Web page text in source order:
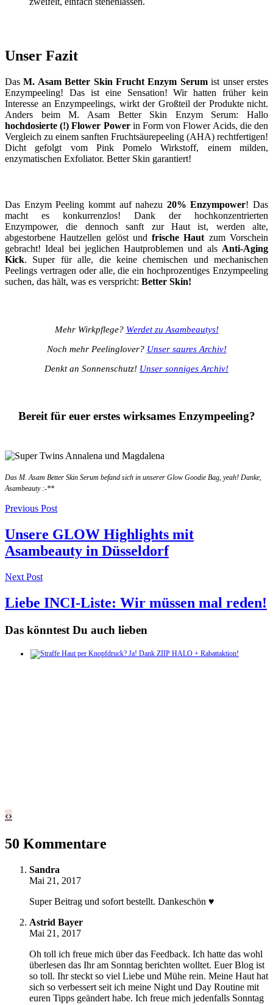
Unser Fazit
DasM. Asam Better Skin Frucht Enzym Serumist unser erstes
Enzympeeling! Das ist eine Sensation! Wir hatten früher kein
Interesse an Enzympeelings, wirkt der Großteil der Produkte nicht.
Anders beim M. Asam Better Skin Enzym Serum: Hallo
hochdosierte (!) Flower Powerin Form von Flower Acids, die den
Vergleich zu einem sanften Fruchtsäurepeeling (AHA) rechtfertigen!
Dicht gefolgt vom Pink Pomelo Wirkstoff, einem milden,
enzymatischen Exfoliator. Better Skin garantiert!
Das Enzym Peeling kommt auf nahezu 20% Enzympower! Das
macht es konkurrenzlos! Dank der hochkonzentrierten
Enzympower, die dennoch sanft zur Haut ist, werden alte,
abgestorbene Hautzellen gelöst undfrische Haut zum Vorschein
gebracht! Ideal bei jeglichen Hautproblemen und als Anti-Aging
Kick. Super für alle, die keine chemischen und mechanischen
Peelings vertragen oder alle, die ein hochprozentiges Enzympeeling
suchen, das hält, was es verspricht: Better Skin!
Mehr Wirkpflege? Werdet zu Asambeautys!
Noch mehr Peelinglover? Unser saures Archiv!
Denkt an Sonnenschutz! Unser sonniges Archiv!
Bereit für euer erstes wirksames Enzympeeling?
Das M. Asam Better Skin Serum befand sich in unserer Glow Goodie Bag, yeah! Danke,
Asambeauty :-**
Post
navigation
Previous Post
Unsere GLOW Highlights mit
Asambeauty in Düsseldorf
Next Post
Liebe INCI-Liste: Wir müssen mal reden!
Das könntest Du auch lieben
‹›
50 Kommentare
Sandra
Mai 21, 2017
Super Beitrag und sofort bestellt. Dankeschön ♥
Astrid Bayer
Mai 21, 2017
Oh toll ich freue mich über das Feedback. Ich hatte das wohl
überlesen das Ihr am Sonntag berichten wolltet. Euer Blog ist
so toll. Ihr steckt so viel Liebe und Mühe rein. Meine Haut hat
sich so verbessert seit ich meine Night und Day Routine mit
euren Tipps geändert habe. Ich freue mich jedenfalls Sonntag